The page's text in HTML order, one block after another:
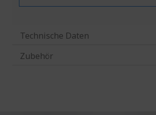
Technische Daten
Zubehör